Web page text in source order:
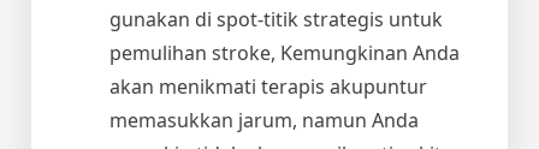
gunakan di spot-titik strategis untuk
pemulihan stroke, Kemungkinan Anda
akan menikmati terapis akupuntur
memasukkan jarum, namun Anda